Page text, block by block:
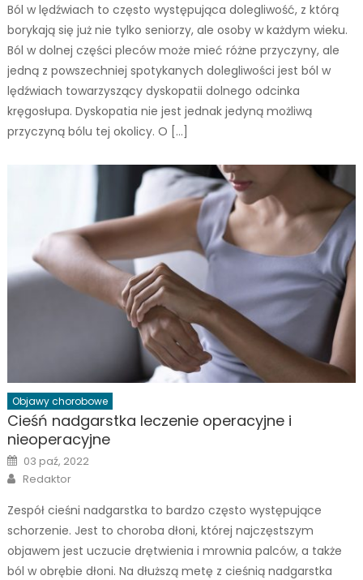
Ból w lędźwiach to często występująca dolegliwość, z którą
borykają się już nie tylko seniorzy, ale osoby w każdym wieku.
Ból w dolnej części pleców może mieć różne przyczyny, ale
jedną z powszechniej spotykanych dolegliwości jest ból w
lędźwiach towarzyszący dyskopatii dolnego odcinka
kręgosłupa. Dyskopatia nie jest jednak jedyną możliwą
przyczyną bólu tej okolicy. O […]
Objawy chorobowe
Cieśń nadgarstka leczenie operacyjne i
nieoperacyjne
Posted
on
03 paź, 2022
Author
Redaktor
Zespół cieśni nadgarstka to bardzo często występujące
schorzenie. Jest to choroba dłoni, której najczęstszym
objawem jest uczucie drętwienia i mrownia palców, a także
ból w obrębie dłoni. Na dłuższą metę z cieśnią nadgarstka